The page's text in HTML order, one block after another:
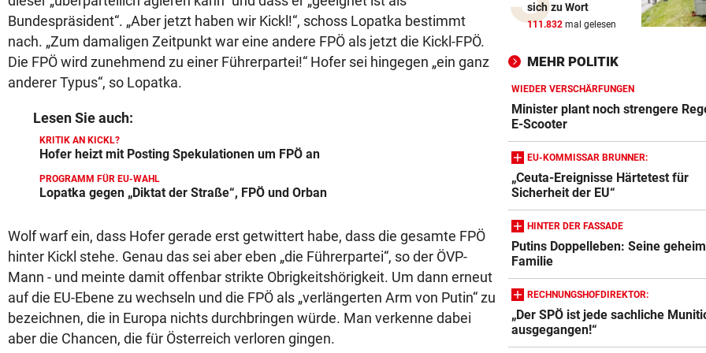
Bundespräsident“. „Aber jetzt haben wir Kickl!“, schoss Lopatka bestimmt
nach. „Zum damaligen Zeitpunkt war eine andere FPÖ als jetzt die Kickl-FPÖ.
Die FPÖ wird zunehmend zu einer Führerpartei!“ Hofer sei hingegen „ein ganz
anderer Typus“, so Lopatka.
Lesen Sie auch:
KRITIK AN KICKL?
Hofer heizt mit Posting Spekulationen um FPÖ an
PROGRAMM FÜR EU-WAHL
Lopatka gegen „Diktat der Straße“, FPÖ und Orban
Wolf warf ein, dass Hofer gerade erst getwittert habe, dass die gesamte FPÖ
hinter Kickl stehe. Genau das sei aber eben „die Führerpartei“, so der ÖVP-
Mann - und meinte damit offenbar strikte Obrigkeitshörigkeit. Um dann erneut
auf die EU-Ebene zu wechseln und die FPÖ als „verlängerten Arm von Putin“ zu
bezeichnen, die in Europa nichts durchbringen würde. Man verkenne dabei
aber die Chancen, die für Österreich verloren gingen.
Minister plant noch
Frau in Wohnung erschossen:
Waren es zwei Täter?
OLYMPIA-HELD GSTREIN
„Ich bin immer noch der
geblieben“
Haris Tabakovic: Der
Bankkaufmann mit
FUSSBALL-BUNDESLIGA
Darum ist die Wiener Austria
handlungsfähig
sich zu Wort
111.832 mal gelesen
MEHR POLITIK
WIEDER VERSCHÄRFUNGEN
Minister plant noch strengere
E-Scooter
EU-KOMMISSAR BRUNNER:
„Ceuta-Ereignisse Härtetest für
Sicherheit der EU“
HINTER DER FASSADE
Putins Doppelleben: Seine
Familie
RECHNUNGSHOFDIREKTOR:
„Der SPÖ ist jede sachliche
ausgegangen!“